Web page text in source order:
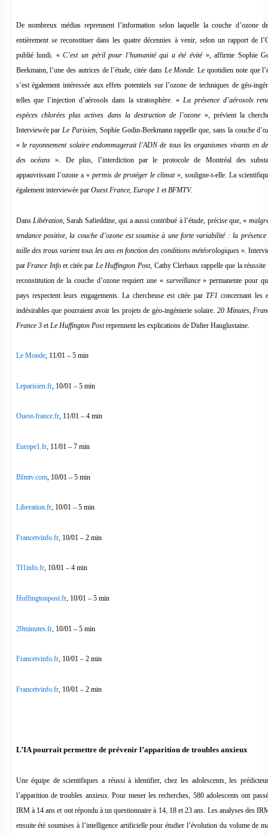
De nombreux médias reprennent l’information selon laquelle la couche d’ozone
entièrement se reconstituer dans les quatre décennies à venir, selon un rapport de
publié lundi. «C’est un péril pour l’humanité qui a été évité», affirme Sophie
Beekmann, l’une des autrices de l’étude, citée dans Le Monde. Le quotidien note que
s’est également intéressée aux effets potentiels sur l’ozone de techniques de géo-
telles que l’injection d’aérosols dans la stratosphère. «La présence d’aérosols
espèces chlorées plus actives dans la destruction de l’ozone », prévient la
Interviewée parLe Parisien, Sophie Godin-Beekmann rappelle que, sans la couche
« le rayonnement solaire endommagerait l’ADN de tous les organismes vivants en
des océans». De plus, l’interdiction par le protocole de Montréal des
appauvrissant l’ozone a « permis de protéger le climat», souligne-t-elle. La
également interviewée par Ouest France, Europe 1 etBFMTV.
Dans Libération , Sarah Safieddine, qui a aussi contribué à l’étude, précise que, «
tendance positive, la couche d’ozone est soumise à une forte variabilité : la
taille des trous varient tous les ans en fonction des conditions météorologiques ».
par France Infoet citée par Le Huffington Post, Cathy Clerbaux rappelle que la réussite
reconstitution de la couche d’ozone requiert une « surveillance» permanente pour
pays respectent leurs engagements. La chercheuse est citée parTF1 concernant les
indésirables que pourraient avoir les projets de géo-ingénierie solaire. 20 Minutes,
France 3 etLe Huffington Postreprennent les explications de Didier Hauglustaine.
Le Monde, 11/01 – 5 min
Leparisien.fr, 10/01 – 5 min
Ouest-france.fr, 11/01 – 4 min
Europe1.fr, 11/01 – 7 min
Bfmtv.com, 10/01 – 5 min
Liberation.fr, 10/01 – 5 min
Francetvinfo.fr, 10/01 – 2 min
Tf1info.fr, 10/01 – 4 min
Huffingtonpost.fr, 10/01 – 5 min
20minutes.fr, 10/01 – 5 min
Francetvinfo.fr, 10/01 – 2 min
Francetvinfo.fr, 10/01 – 2 min
L’IA pourrait permettre de prévenir l’apparition de troubles anxieux
Une équipe de scientifiques a réussi à identifier, chez les adolescents, les
l’apparition de troubles anxieux. Pour mener les recherches, 580 adolescents ont
IRM à 14 ans et ont répondu à un questionnaire à 14, 18 et 23 ans. Les analyses des
ensuite été soumises à l’intelligence artificielle pour étudier l’évolution du volume de